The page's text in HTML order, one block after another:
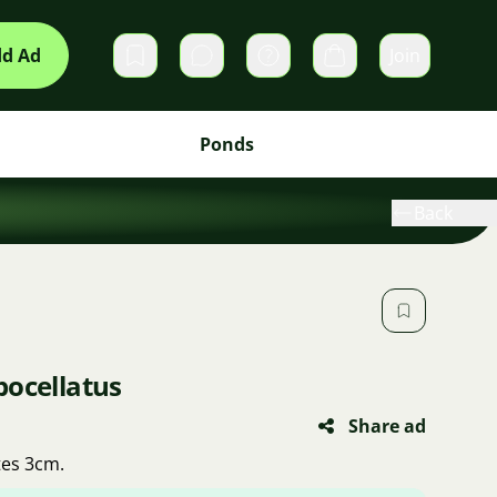
Ad Private messages Cart
Ponds
Share ad
3cm.